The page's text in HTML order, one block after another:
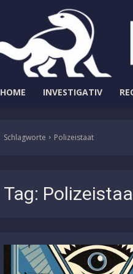
HOME INVESTIGATIV
Schlagworte Polizeistaat
Tag: